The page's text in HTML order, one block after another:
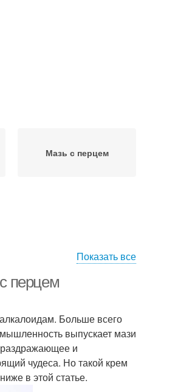
Мазь с перцем
Показать все
перцем
Больше всего
выпускает мази
раздражающее и
чудеса. Но такой крем
в этой статье.